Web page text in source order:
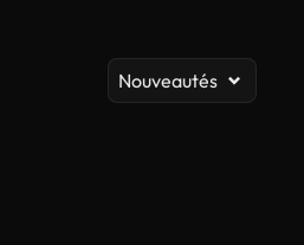
Nouveautés